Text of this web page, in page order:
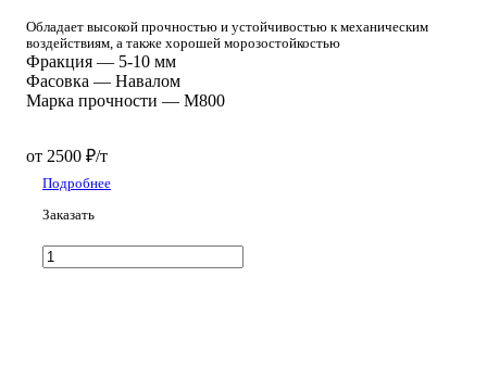
Обладает высокой прочностью и устойчивостью к механическим
воздействиям, а также хорошей морозостойкостью
Фракция — 5-10 мм
Фасовка — Навалом
Марка прочности — М800
от 2500 ₽/т
Подробнее
Заказать